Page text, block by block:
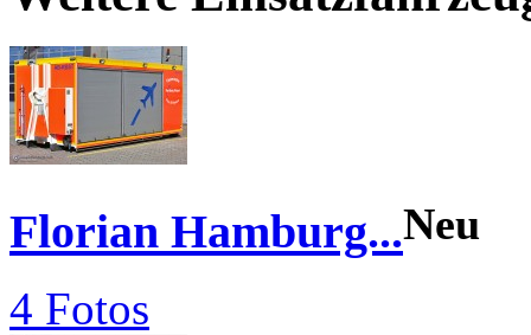
Florian Hamburg...Neu
4 Fotos